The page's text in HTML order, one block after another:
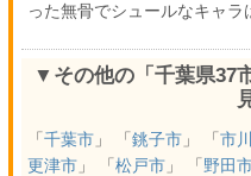
った無骨でシュールなキャ
▼その他の「千葉県37
「 千葉市」 「 銚子市」 「 市
更津市」 「 松戸市」 「 野田